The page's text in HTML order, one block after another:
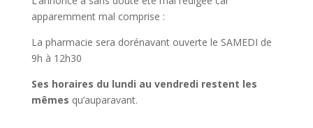
apparemment mal comprise :
La pharmacie sera dorénavant ouverte le SAMEDI de
9h à 12h30
Ses horaires du lundi au vendredi restent les
mêmes qu’auparavant.